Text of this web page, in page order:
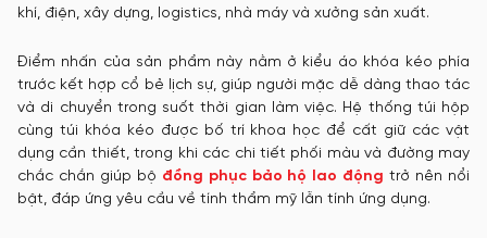
khí, điện, xây dựng, logistics, nhà máy và xưởng sản xuất.
Điểm nhấn của sản phẩm này nằm ở kiểu áo khóa kéo phía
trước kết hợp cổ bẻ lịch sự, giúp người mặc dễ dàng thao tác
và di chuyển trong suốt thời gian làm việc. Hệ thống túi hộp
cùng túi khóa kéo được bố trí khoa học để cất giữ các vật
dụng cần thiết, trong khi các chi tiết phối màu và đường may
chắc chắn giúp bộ đồng phục bảo hộ lao động trở nên nổi
bật, đáp ứng yêu cầu về tính thẩm mỹ lẫn tính ứng dụng.